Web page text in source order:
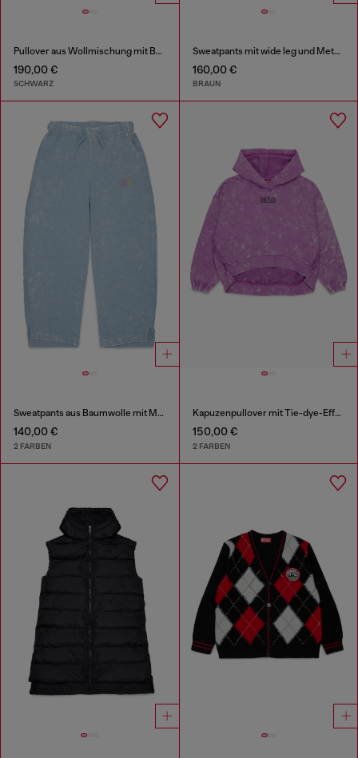
Pullover aus Wollmischung mit Bergmotiv
190,00 €
SCHWARZ
Sweatpants mit wide leg und Metallic-Effekt
160,00 €
BRAUN
Sweatpants aus Baumwolle mit Marmor-Effekt
140,00 €
2 FARBEN
Kapuzenpullover mit Tie-dye-Effekt und Rainbow-Logo
150,00 €
2 FARBEN